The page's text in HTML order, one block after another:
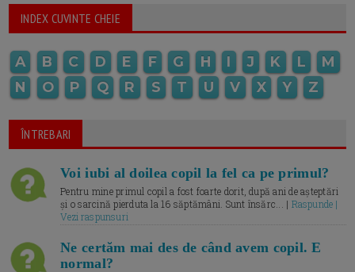
INDEX CUVINTE CHEIE
A B C D E F G H I J K L
M
N
O P Q R S T U V X Y Z
ÎNTREBARI
Voi iubi al doilea copil la fel ca pe primul?
Pentru mine primul copil a fost foarte dorit, după ani de așteptări
și o sarcină pierduta la 16 săptămâni. Sunt însărc... | Raspunde |
Vezi raspunsuri
Ne certăm mai des de când avem copil. E
normal?